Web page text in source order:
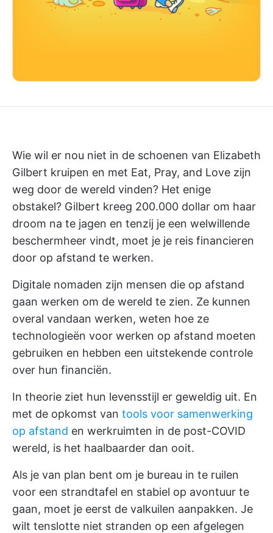
Wie wil er nou niet in de schoenen van Elizabeth
Gilbert kruipen en met Eat, Pray, and Love zijn
weg door de wereld vinden? Het enige
obstakel? Gilbert kreeg 200.000 dollar om haar
droom na te jagen en tenzij je een welwillende
beschermheer vindt, moet je je reis financieren
door op afstand te werken.
Digitale nomaden zijn mensen die op afstand
gaan werken om de wereld te zien. Ze kunnen
overal vandaan werken, weten hoe ze
technologieën voor werken op afstand moeten
gebruiken en hebben een uitstekende controle
over hun financiën.
In theorie ziet hun levensstijl er geweldig uit. En
met de opkomst van tools voor samenwerking
op afstand en werkruimten in de post-COVID
wereld, is het haalbaarder dan ooit.
Als je van plan bent om je bureau in te ruilen
voor een strandtafel en stabiel op avontuur te
gaan, moet je eerst de valkuilen aanpakken. Je
wilt tenslotte niet stranden op een afgelegen